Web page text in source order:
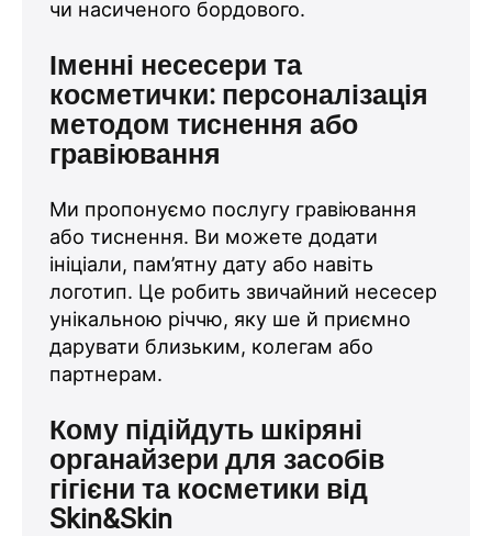
чи насиченого бордового.
Іменні несесери та
косметички: персоналізація
методом тиснення або
гравіювання
Ми пропонуємо послугу гравіювання
або тиснення. Ви можете додати
ініціали, пам’ятну дату або навіть
логотип. Це робить звичайний несесер
унікальною річчю, яку ше й приємно
дарувати близьким, колегам або
партнерам.
Кому підійдуть шкіряні
органайзери для засобів
гігієни та косметики від
Skin&Skin